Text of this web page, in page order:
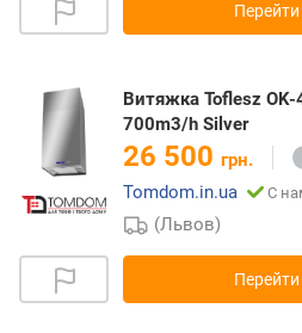
Витяжка Toflesz OK-
700m3/h Silver
26 500 грн.
Tomdom.in.ua
С
(Львов)